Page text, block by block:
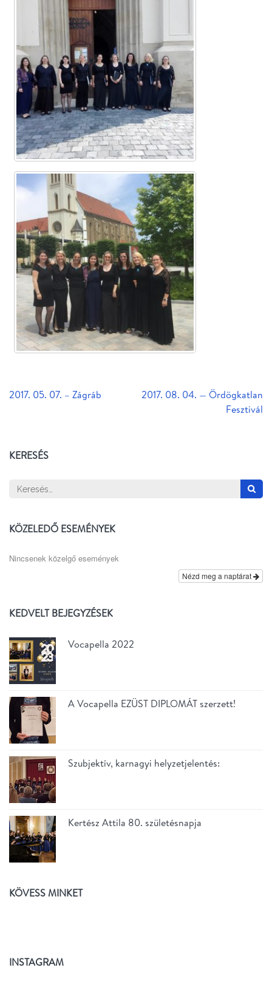
Bejegyzés
2017. 05. 07. – Zágráb
2017. 08. 04. — Ördögkatlan
Fesztivál
KERESÉS
Keresés:
KÖZELEDŐ ESEMÉNYEK
Nincsenek közelgő események
Nézd meg a naptárat
KEDVELT BEJEGYZÉSEK
Vocapella 2022
A Vocapella EZÜST DIPLOMÁT szerzett!
Szubjektív, karnagyi helyzetjelentés:
Kertész Attila 80. születésnapja
KÖVESS MINKET
INSTAGRAM